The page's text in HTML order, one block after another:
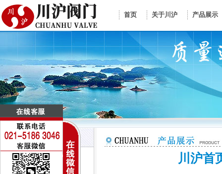
首页 关于川沪 产品展示
控制阀门系列 川沪首